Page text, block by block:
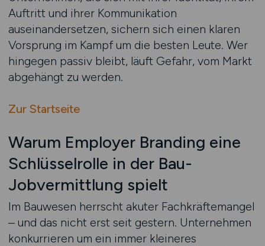
Auftritt und ihrer Kommunikation
auseinandersetzen, sichern sich einen klaren
Vorsprung im Kampf um die besten Leute. Wer
hingegen passiv bleibt, läuft Gefahr, vom Markt
abgehängt zu werden.
Zur Startseite
Warum Employer Branding eine
Schlüsselrolle in der Bau-
Jobvermittlung spielt
Im Bauwesen herrscht akuter Fachkräftemangel
– und das nicht erst seit gestern. Unternehmen
konkurrieren um ein immer kleineres